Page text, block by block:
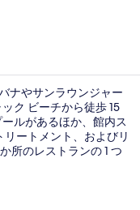
ナやサンラウンジャー
ク ビーチから徒歩 15
ルがあるほか、館内ス
ートメント、およびリ
所のレストランの 1 つ
あるその他設備には 2
び24 時間営業のフィ